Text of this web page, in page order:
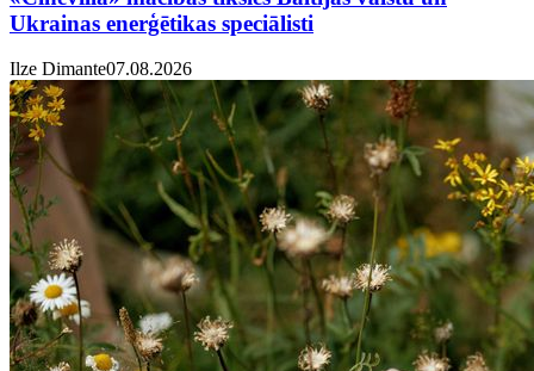
Ukrainas enerģētikas speciālisti
Ilze Dimante07.08.2026